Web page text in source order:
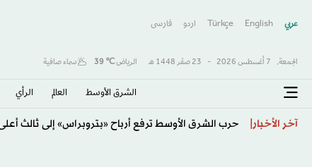
عربي English
Türkçe اردو فارسى
الجمعة, 7 أغسطس 2026 - 23 صفَر 1448 هـ الرياض℃
39 سماء صافية
الشرق الأوسط​ العالم الرأي
آخر الأخبار النفط يواصل الصعود وسط مخاوف بشأن خطط إعادة